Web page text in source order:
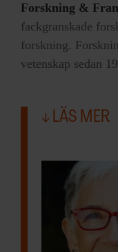
Forskning &
fackgranskade
forskning.
vetenskap sedan
LÄS MER